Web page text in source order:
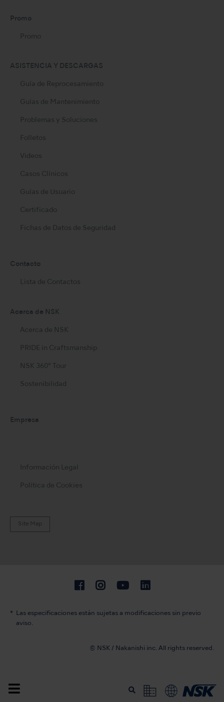
Promo
Promo
ASISTENCIA Y DESCARGAS
Guía de Reprocesamiento
Guías de Mantenimiento
Problemas y Soluciones
Folletos
Videos
Casos Clínicos
Guías de Usuario
Certificado
Fichas de Datos de Seguridad
Contacto
Lista de Contactos
Acerca de NSK
Acerca de NSK
PRIDE in Craftsmanship
NSK 360° Tour
Sostenibilidad
Empresa
Información Legal
Política de Cookies
Site Map
Las especificaciones están sujetas a modificaciones sin previo
aviso.
© NSK / Nakanishi inc. All rights reserved.